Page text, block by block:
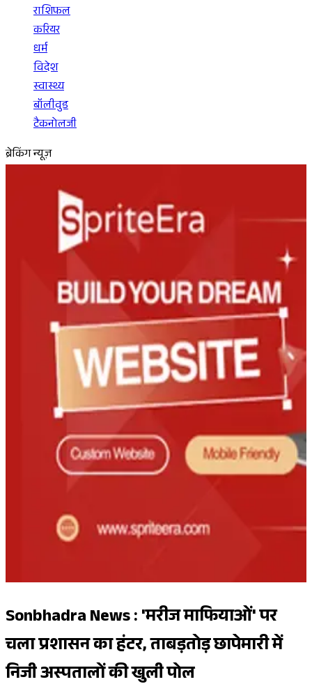
राशिफल
करियर
धर्म
विदेश
स्वास्थ्य
बॉलीवुड
टैकनोलजी
ब्रेकिंग न्यूज़
Sonbhadra News : 'मरीज माफियाओं' पर
चला प्रशासन का हंटर, ताबड़तोड़ छापेमारी में
निजी अस्पतालों की खुली पोल